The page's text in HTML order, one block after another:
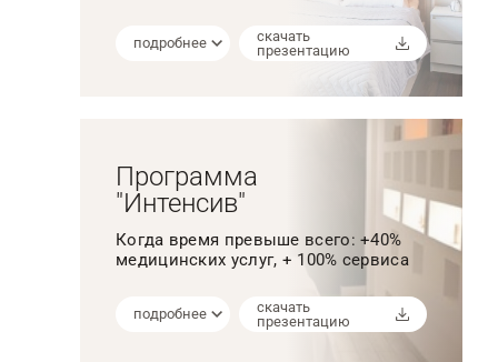
подробнее
скачать
презентацию
Программа
"Интенсив"
Когда время превыше всего: +40%
медицинских услуг, + 100% сервиса
подробнее
скачать
презентацию